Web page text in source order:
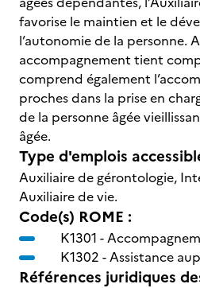
favorise le maintien et le
l’autonomie de la personne.
accompagnement tient
comprend également
proches dans la prise en
de la personne âgée
âgée.
Type d'emplois
Auxiliaire de gérontologie,
Auxiliaire de vie.
Code(s) ROME :
K1301 -
K1302 -Assistance
Références juridiques